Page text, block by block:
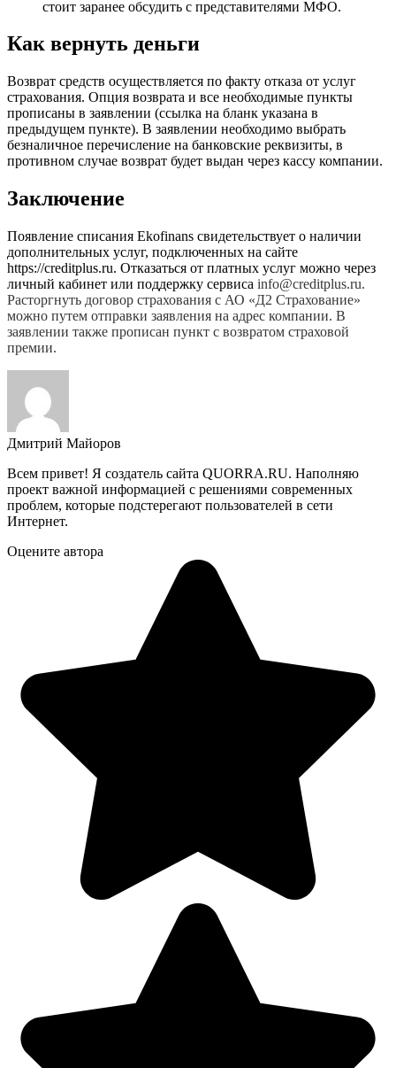
стоит заранее обсудить с представителями МФО.
Как вернуть деньги
Возврат средств осуществляется по факту отказа от услуг
страхования. Опция возврата и все необходимые пункты
прописаны в заявлении (ссылка на бланк указана в
предыдущем пункте). В заявлении необходимо выбрать
безналичное перечисление на банковские реквизиты, в
противном случае возврат будет выдан через кассу компании.
Заключение
Появление списания Ekofinans свидетельствует о наличии
дополнительных услуг, подключенных на сайте
https://creditplus.ru. Отказаться от платных услуг можно через
личный кабинет или поддержку сервиса info@creditplus.ru.
Расторгнуть договор страхования с АО «Д2 Страхование»
можно путем отправки заявления на адрес компании. В
заявлении также прописан пункт с возвратом страховой
премии.
Дмитрий Майоров
Всем привет! Я создатель сайта QUORRA.RU. Наполняю
проект важной информацией с решениями современных
проблем, которые подстерегают пользователей в сети
Интернет.
Оцените автора